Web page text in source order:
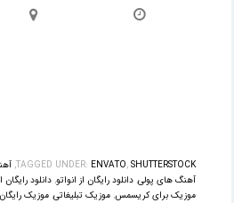
TAGGED UNDER: ENVATO, SHUTTERSTOCK
,
آهنگ های پولی,دانلود رایگان از انواتو,دانلود
موزیک برای کریسمس,موزیک تبلیغاتی,موزیک